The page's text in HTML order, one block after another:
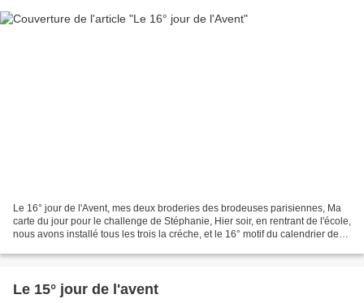
Le 16° jour de l'Avent, mes deux broderies des brodeuses parisiennes, Ma
carte du jour pour le challenge de Stéphanie, Hier soir, en rentrant de l'école,
nous avons installé tous les trois la créche, et le 16° motif du calendrier de
Le 15° jour de l'avent